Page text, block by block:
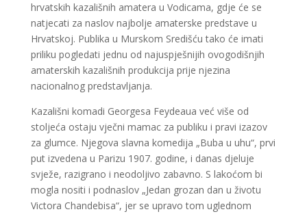
hrvatskih kazališnih amatera u Vodicama, gdje će se
natjecati za naslov najbolje amaterske predstave u
Hrvatskoj. Publika u Murskom Središću tako će imati
priliku pogledati jednu od najuspješnijih ovogodišnjih
amaterskih kazališnih produkcija prije njezina
nacionalnog predstavljanja.
Kazališni komadi Georgesa Feydeaua već više od
stoljeća ostaju vječni mamac za publiku i pravi izazov
za glumce. Njegova slavna komedija „Buba u uhu“, prvi
put izvedena u Parizu 1907. godine, i danas djeluje
svježe, razigrano i neodoljivo zabavno. S lakoćom bi
mogla nositi i podnaslov „Jedan grozan dan u životu
Victora Chandebisa“, jer se upravo tom uglednom